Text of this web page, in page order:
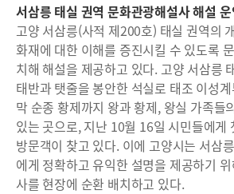
서삼릉 태실 권역 문화관광해설사 해설 운
고양 서삼릉(사적 제200호) 태실 권역의
화재에 대한 이해를 증진시킬 수 있도록
치해 해설을 제공하고 있다. 고양 서삼릉
태반과 탯줄을 봉안한 석실로 태조 이성
막 순종 황제까지 왕과 황제, 왕실 가족들
있는 곳으로, 지난 10월 16일 시민들에게
방문객이 찾고 있다. 이에 고양시는 서삼
에게 정확하고 유익한 설명을 제공하기
사를 현장에 순환 배치하고 있다.